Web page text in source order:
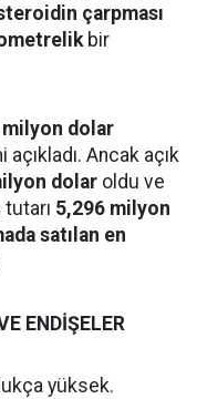
çarpması
bir
milyon dolar
açıkladı. Ancak açık
dolar oldu ve
5,296 milyon
satılan en
ENDİŞELER
yüksek.